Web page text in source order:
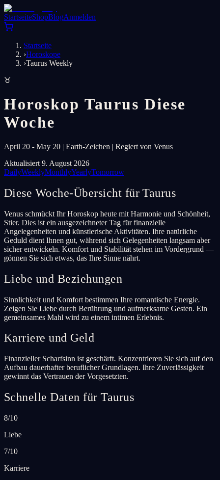
StartseiteShopBlogAnmelden
Startseite
›Horoskope
›Taurus Weekly
♉
Horoskop Taurus Diese
Woche
April 20 - May 20 | Earth-Zeichen | Regiert von Venus
Aktualisiert 9. August 2026
DailyWeeklyMonthlyYearlyTomorrow
Diese Woche-Übersicht für Taurus
Venus schmückt Ihr Horoskop heute mit Harmonie und Schönheit,
Stier. Dies ist ein ausgezeichneter Tag für finanzielle
Angelegenheiten und künstlerische Aktivitäten. Ihre natürliche
Geduld dient Ihnen gut, während sich Gelegenheiten langsam aber
sicher entwickeln. Komfort und Stabilität stehen im Vordergrund —
gönnen Sie sich etwas, das Ihre Sinne nährt.
Liebe und Beziehungen
Sinnlichkeit und Komfort bestimmen Ihre romantische Energie.
Zeigen Sie Liebe durch Berührung und aufmerksame Gesten. Ein
gemeinsames Mahl wird zu einem intimen Erlebnis.
Karriere und Geld
Finanzieller Scharfsinn ist geschärft. Konzentrieren Sie sich auf den
Aufbau dauerhafter beruflicher Grundlagen. Ihre Zuverlässigkeit
gewinnt das Vertrauen der Vorgesetzten.
Schnelle Daten für Taurus
8/10
Liebe
7/10
Karriere